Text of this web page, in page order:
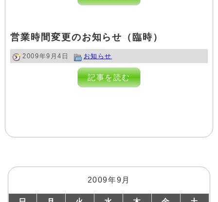
営業時間変更のお知らせ（臨時）
2009年9月4日 お知らせ
記事を読む
2009年9月